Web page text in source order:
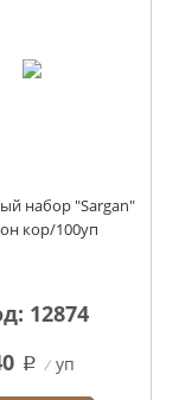
набор "Sargan"
кор/100уп
12874
q уп